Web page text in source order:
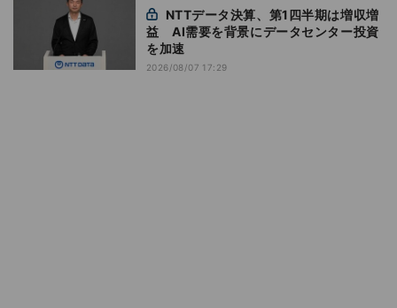
益 AI需要を背景にデータセンター投資
を加速
2026/08/07 17:29